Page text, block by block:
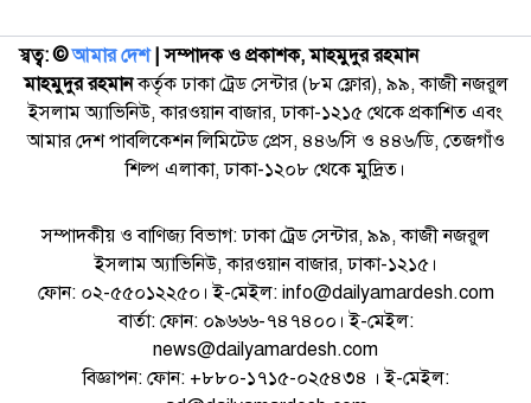
স্বত্ব: ©️আমার দেশ| সম্পাদক ও প্রকাশক, মাহমুদুর রহমান
মাহমুদুর রহমানকর্তৃক ঢাকা ট্রেড সেন্টার (৮ম ফ্লোর), ৯৯, কাজী নজরুল
ইসলাম অ্যাভিনিউ, কারওয়ান বাজার, ঢাকা-১২১৫ থেকে প্রকাশিত এবং
আমার দেশ পাবলিকেশন লিমিটেড প্রেস, ৪৪৬/সি ও ৪৪৬/ডি, তেজগাঁও
শিল্প এলাকা, ঢাকা-১২০৮ থেকে মুদ্রিত।
সম্পাদকীয় ও বাণিজ্য বিভাগ: ঢাকা ট্রেড সেন্টার, ৯৯, কাজী নজরুল
ইসলাম অ্যাভিনিউ, কারওয়ান বাজার, ঢাকা-১২১৫।
ফোন: ০২-৫৫০১২২৫০। ই-মেইল: info@dailyamardesh.com
বার্তা: ফোন: ০৯৬৬৬-৭৪৭৪০০। ই-মেইল:
news@dailyamardesh.com
বিজ্ঞাপন: ফোন: +৮৮০-১৭১৫-০২৫৪৩৪ । ই-মেইল: